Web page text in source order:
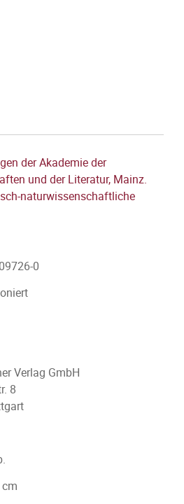
der Akademie der
und der Literatur, Mainz.
naturwissenschaftliche
0
Verlag GmbH
8